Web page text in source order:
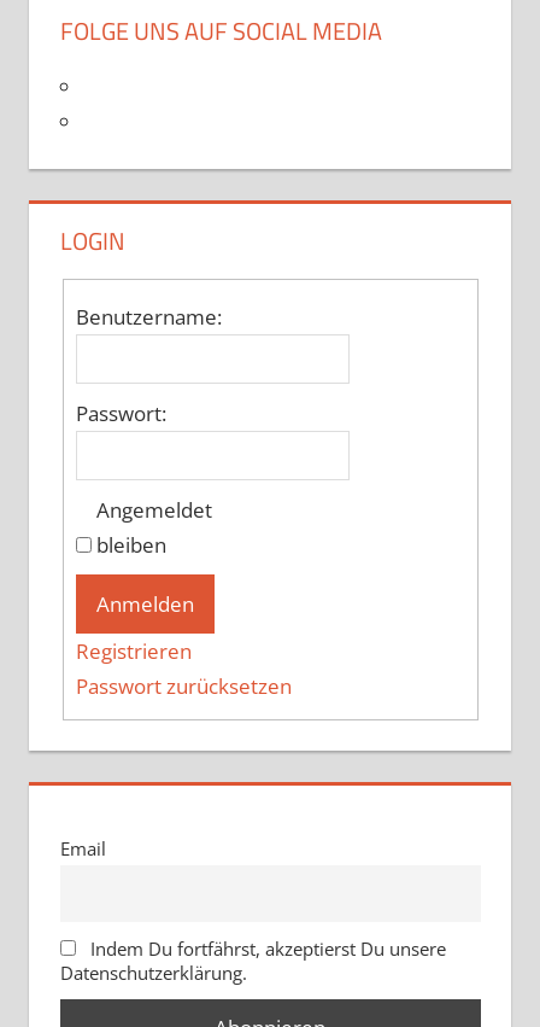
FOLGE UNS AUF SOCIAL MEDIA
LOGIN
Benutzername:
Passwort:
Angemeldet
bleiben
Anmelden
Registrieren
Passwort zurücksetzen
Email
Indem Du fortfährst, akzeptierst Du unsere
Datenschutzerklärung.